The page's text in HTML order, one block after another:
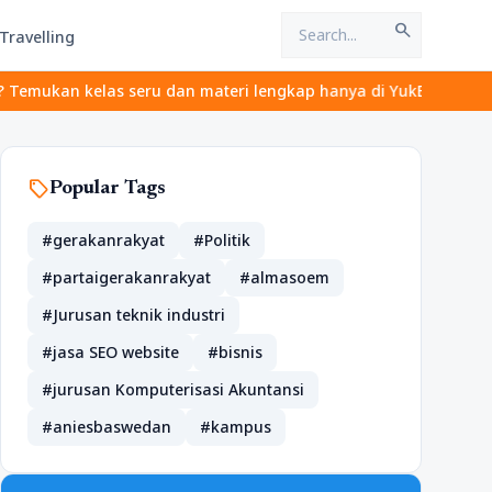
Travelling search
seru dan materi lengkap hanya di YukBelajar.com. Mulai
sellPopular Tags
#gerakanrakyat
#Politik
#partaigerakanrakyat
#almasoem
#Jurusan teknik industri
#jasa SEO website
#bisnis
#jurusan Komputerisasi Akuntansi
#aniesbaswedan
#kampus